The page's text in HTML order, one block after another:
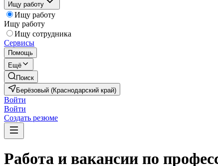
Ищу работу
Ищу работу
Ищу работу
Ищу сотрудника
Сервисы
Помощь
Ещё
Поиск
Берёзовый (Краснодарский край)
Войти
Войти
Создать резюме
Работа и вакансии по